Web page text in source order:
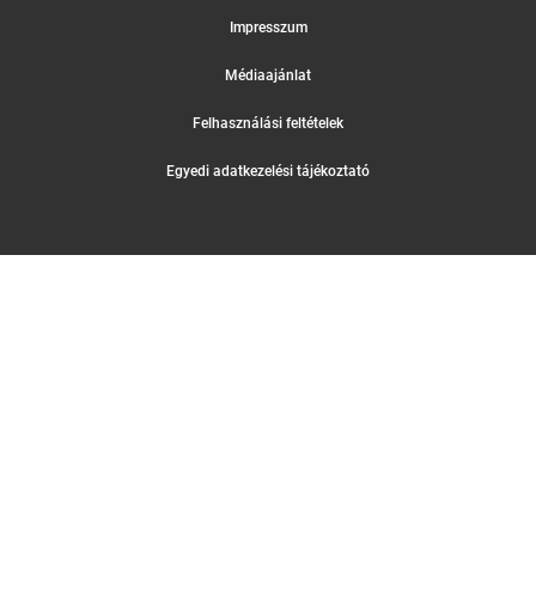
Impresszum
Médiaajánlat
Felhasználási feltételek
Egyedi adatkezelési tájékoztató